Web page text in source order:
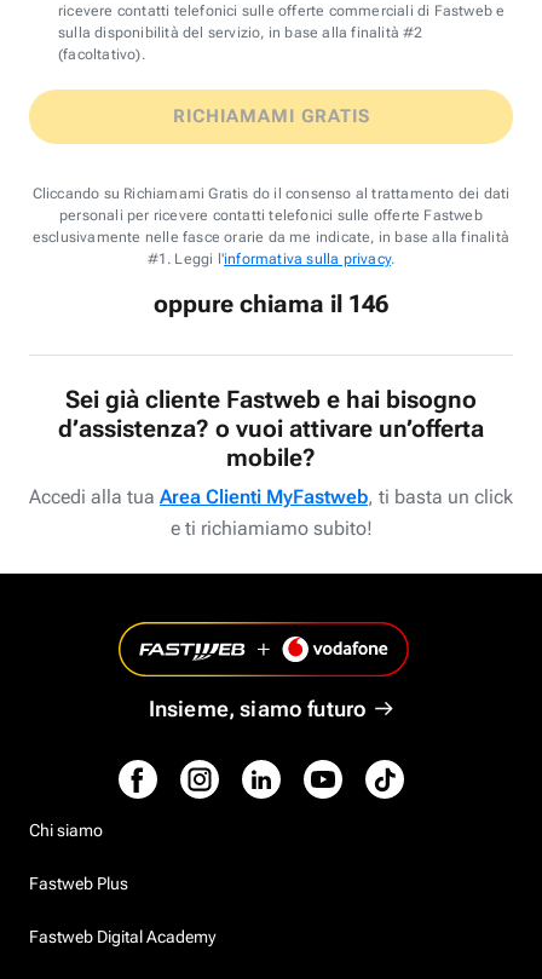
ricevere contatti telefonici sulle offerte commerciali di Fastweb e
sulla disponibilità del servizio, in base alla finalità #2
(facoltativo).
RICHIAMAMI GRATIS
Cliccando su Richiamami Gratis do il consenso al trattamento dei dati
personali per ricevere contatti telefonici sulle offerte Fastweb
esclusivamente nelle fasce orarie da me indicate, in base alla finalità
#1. Leggi l'informativa sulla privacy.
oppure chiama il 146
Sei già cliente Fastweb e hai bisogno
d’assistenza? o vuoi attivare un’offerta
mobile?
Accedi alla tua Area Clienti MyFastweb, ti basta un click
e ti richiamiamo subito!
Insieme, siamo futuro
Chi siamo
Fastweb Plus
Fastweb Digital Academy